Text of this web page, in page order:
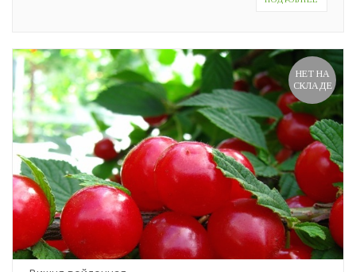
НЕТ НА
СКЛАДЕ